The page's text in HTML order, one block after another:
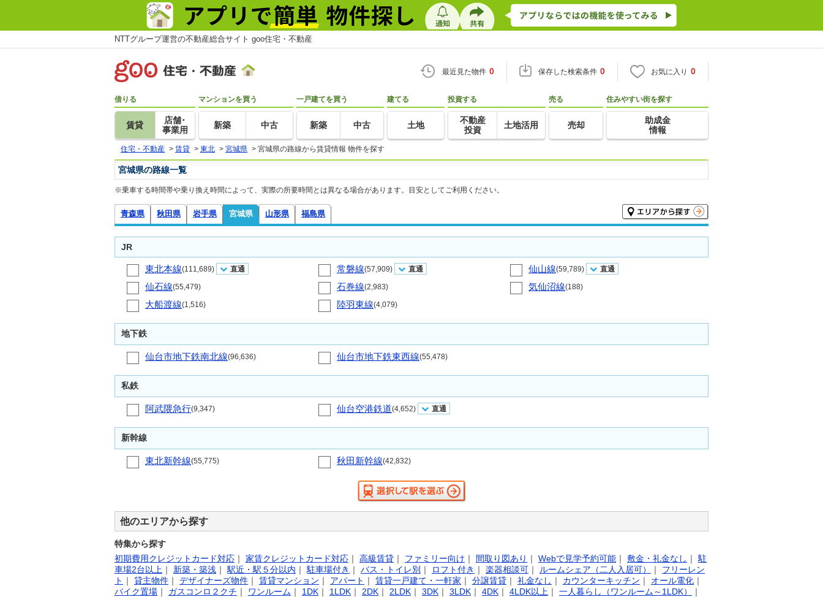
NTTグループ運営の不動産総合サイト goo住宅・不動産
最近見た物件 0 保存した検索条件 0 お気に入り 0
借りる
賃貸
店舗･
事業用
マンションを買う
新築 中古
一戸建てを買う
新築 中古
建てる
土地
投資する
不動産
投資
土地活用
売る
売却
住みやすい街を探す
助成金
情報
住宅・不動産 > 賃貸 > 東北 > 宮城県 > 宮城県の路線から賃貸情報 物件を探す
宮城県の路線一覧
※乗車する時間帯や乗り換え時間によって、実際の所要時間とは異なる場合があります。目安としてご利用ください。
青森県 秋田県 岩手県 宮城県 山形県 福島県
JR
東北本線(111,689) 直通 常磐線(57,909) 直通 仙山線(59,789) 直通
仙石線(55,479) 石巻線(2,983) 気仙沼線(188)
大船渡線(1,516) 陸羽東線(4,079)
地下鉄
仙台市地下鉄南北線(96,636) 仙台市地下鉄東西線(55,478)
私鉄
阿武隈急行(9,347) 仙台空港鉄道(4,652) 直通
新幹線
東北新幹線(55,775) 秋田新幹線(42,832)
他のエリアから探す
特集から探す
初期費用クレジットカード対応 ｜ 家賃クレジットカード対応 ｜ 高級賃貸 ｜ ファミリー向け ｜ 間取り図あり ｜ Webで見学予約可能 ｜ 敷金・礼金なし ｜ 駐
車場2台以上 ｜ 新築・築浅 ｜ 駅近・駅５分以内 ｜ 駐車場付き ｜ バス・トイレ別 ｜ ロフト付き ｜ 楽器相談可 ｜ ルームシェア（二人入居可） ｜ フリーレン
ト ｜ 貸主物件 ｜ デザイナーズ物件 ｜ 賃貸マンション ｜ アパート ｜ 賃貸一戸建て・一軒家 ｜ 分譲賃貸 ｜ 礼金なし ｜ カウンターキッチン ｜ オール電化 ｜
バイク置場 ｜ ガスコンロ２クチ ｜ ワンルーム ｜ 1DK ｜ 1LDK ｜ 2DK ｜ 2LDK ｜ 3DK ｜ 3LDK ｜ 4DK ｜ 4LDK以上 ｜ 一人暮らし（ワンルーム～1LDK）
｜